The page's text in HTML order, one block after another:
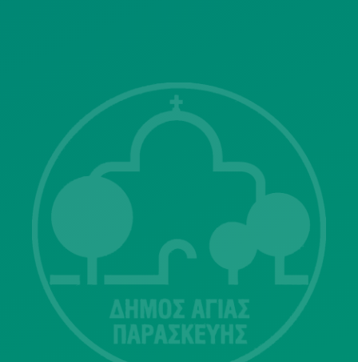
Λ. Μεσογείων 415-417 Τ.Κ.15343
Αγία Παρασκευή
213 2004500
dimos@agiaparaskevi.gr